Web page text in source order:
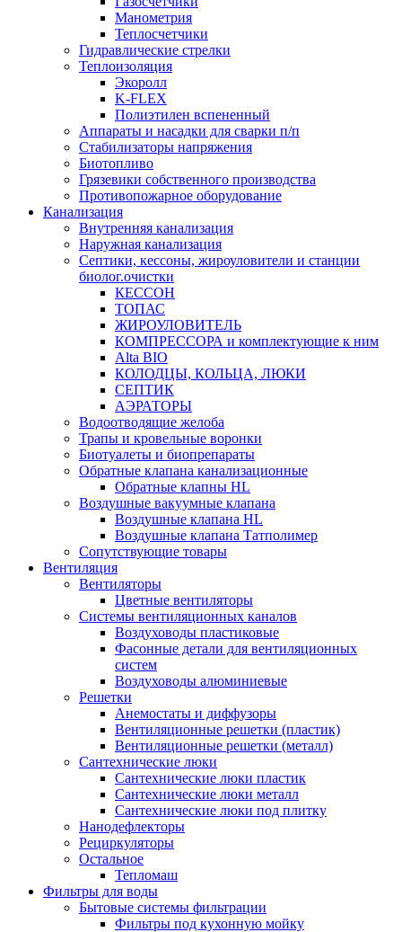
Манометрия
Теплосчетчики
Гидравлические стрелки
Теплоизоляция
Экоролл
K-FLEX
Полиэтилен вспененный
Аппараты и насадки для сварки п/п
Стабилизаторы напряжения
Биотопливо
Грязевики собственного производства
Противопожарное оборудование
Канализация
Внутренняя канализация
Наружная канализация
Септики, кессоны, жироуловители и станции
биолог.очистки
КЕССОН
ТОПАС
ЖИРОУЛОВИТЕЛЬ
КОМПРЕССОРА и комплектующие к ним
Alta BIO
КОЛОДЦЫ, КОЛЬЦА, ЛЮКИ
СЕПТИК
АЭРАТОРЫ
Водоотводящие желоба
Трапы и кровельные воронки
Биотуалеты и биопрепараты
Обратные клапана канализационные
Обратные клапны HL
Воздушные вакуумные клапана
Воздушные клапана HL
Воздушные клапана Татполимер
Сопутствующие товары
Вентиляция
Вентиляторы
Цветные вентиляторы
Системы вентиляционных каналов
Воздуховоды пластиковые
Фасонные детали для вентиляционных
систем
Воздуховоды алюминиевые
Решетки
Анемостаты и диффузоры
Вентиляционные решетки (пластик)
Вентиляционные решетки (металл)
Сантехнические люки
Сантехнические люки пластик
Сантехнические люки металл
Сантехнические люки под плитку
Нанодефлекторы
Рециркуляторы
Остальное
Тепломаш
Фильтры для воды
Бытовые системы фильтрации
Фильтры под кухонную мойку